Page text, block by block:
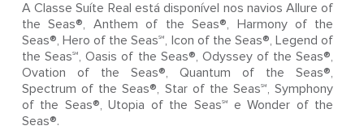
A Classe Suíte Real está disponível nos navios Allure of
the Seas®, Anthem of the Seas®, Harmony of the
Seas®, Hero of the Seas℠, Icon of the Seas®, Legend of
the Seas℠, Oasis of the Seas®, Odyssey of the Seas®,
Ovation of the Seas®, Quantum of the Seas®,
Spectrum of the Seas®, Star of the Seas℠, Symphony
of the Seas®, Utopia of the Seas℠ e Wonder of the
Seas®.